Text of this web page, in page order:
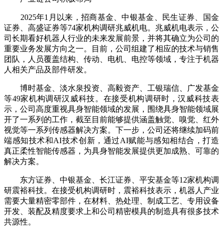
2025年1月以来，招商基金、中银基金、民生证券、国金
证券、高盛证券等74家机构调研兆威机电。兆威机电表示，公
司长期看好机器人行业的未来发展前景，并将其确立为公司的
重要业务发展方向之一。目前，公司组建了相应的技术与销售
团队，人员覆盖结构、传动、电机、电控等领域，专注于机器
人相关产品及部件研发。
博时基金、淡水泉投资、高毅资产、工银瑞信、广发基金
等49家机构调研汉威科技。在接受机构调研时，汉威科技表
示，公司高度重视具身智能领域的发展，围绕具身智能领域展
开了一系列的工作，截至目前能够提供涵盖触觉、嗅觉、红外
视觉等一系列传感器解决方案。下一步，公司还将继续加码前
端感知技术和AI技术创新，通过AI赋能与感知相结合，打造
真正柔性智能传感器，为具身智能发展提供更加成熟、可靠的
解决方案。
东方证券、中银基金、长江证券、平安基金等12家机构调
研震裕科技。在接受机构调研时，震裕科技表示，机器人产业
需要大量精密零部件，在材料、热处理、制成工艺、专用设备
开发、装配及精度要求上和公司精密模具的制造具有很多技术
共源性。